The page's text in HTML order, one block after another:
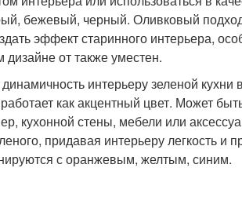
бежевый, черный. Оливковый
эффект старинного интерьера,
от также уместен.
интерьеру зеленой кухни
как акцентный цвет. Может
кухонной стены, мебели или
придавая интерьеру легкость и
с оранжевым, желтым, синим.